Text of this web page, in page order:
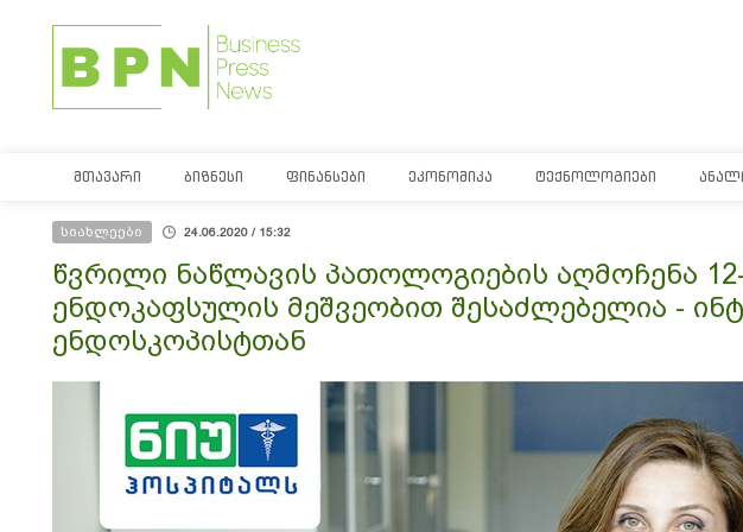
ᲛᲗᲐᲕᲐᲠᲘ ᲑᲘᲖᲜᲔᲡᲘ ᲤᲘᲜᲐᲜᲡᲔᲑᲘ ᲔᲙᲝᲜᲝᲛᲘᲙᲐ ᲢᲔᲥᲜᲝᲚᲝᲒᲘᲔᲑᲘ
სიახლეები 24.06.2020 / 15:32
წვრილი ნაწლავის პათოლოგიების აღმოჩენა
ენდოკაფსულის მეშვეობით შესაძლებელია -
ენდოსკოპისტთან